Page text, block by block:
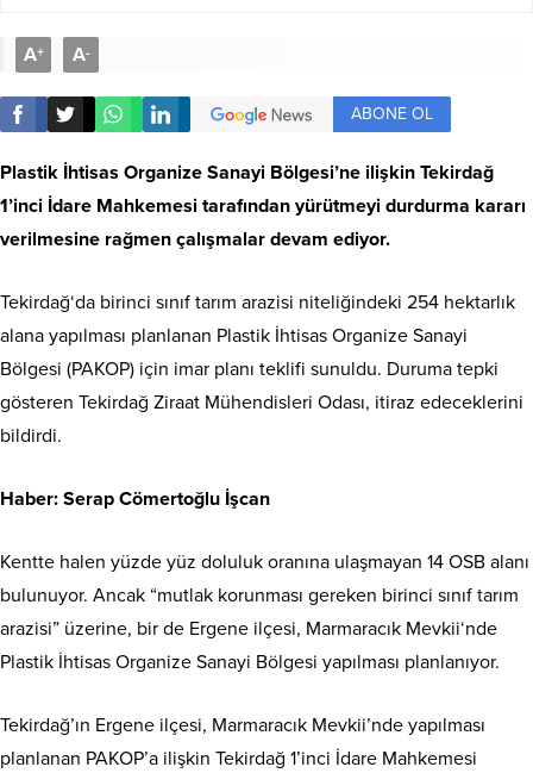
A+ A-
ABONE OL
Plastik İhtisas Organize Sanayi Bölgesi’ne ilişkin Tekirdağ
1’inci İdare Mahkemesi tarafından yürütmeyi durdurma kararı
verilmesine rağmen çalışmalar devam ediyor.
Tekirdağ‘da birinci sınıf tarım arazisi niteliğindeki 254 hektarlık
alana yapılması planlanan Plastik İhtisas Organize Sanayi
Bölgesi (PAKOP) için imar planı teklifi sunuldu. Duruma tepki
gösteren Tekirdağ Ziraat Mühendisleri Odası, itiraz edeceklerini
bildirdi.
Haber: Serap Cömertoğlu İşcan
Kentte halen yüzde yüz doluluk oranına ulaşmayan 14 OSB alanı
bulunuyor. Ancak “mutlak korunması gereken birinci sınıf tarım
arazisi” üzerine, bir de Ergene ilçesi, Marmaracık Mevkii‘nde
Plastik İhtisas Organize Sanayi Bölgesi yapılması planlanıyor.
Tekirdağ’ın Ergene ilçesi, Marmaracık Mevkii’nde yapılması
planlanan PAKOP’a ilişkin Tekirdağ 1’inci İdare Mahkemesi